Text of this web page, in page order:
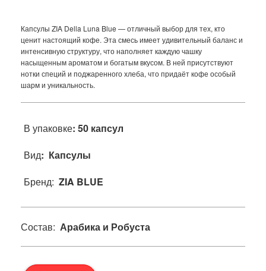
Капсулы ZIA Della Luna Blue — отличный выбор для тех, кто
ценит настоящий кофе. Эта смесь имеет удивительный баланс и
интенсивную структуру, что наполняет каждую чашку
насыщенным ароматом и богатым вкусом. В ней присутствуют
нотки специй и поджаренного хлеба, что придаёт кофе особый
шарм и уникальность.
В упаковке: 50 капсул
Вид: Капсулы
Бренд: ZIA BLUE
Состав: Арабика и Робуста